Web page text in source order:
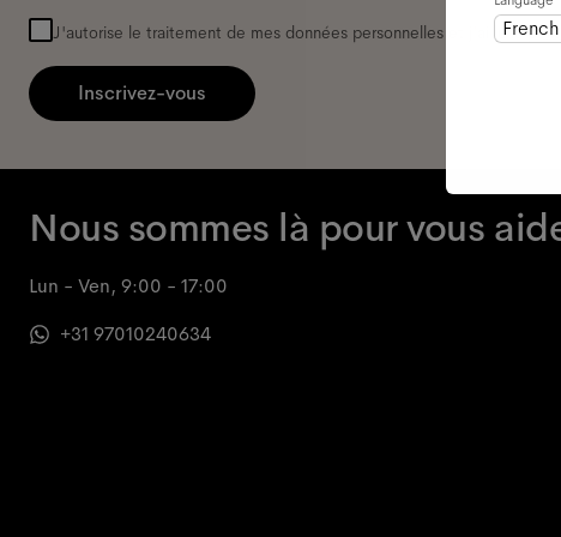
mail
J'autorise le traitement de mes données personnelles et j'ai lu la
Inscrivez-vous
Nous sommes là pour vous
Lun - Ven, 9:00 - 17:00
+31 97010240634
French